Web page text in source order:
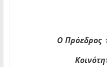
Ο Πρόεδρος